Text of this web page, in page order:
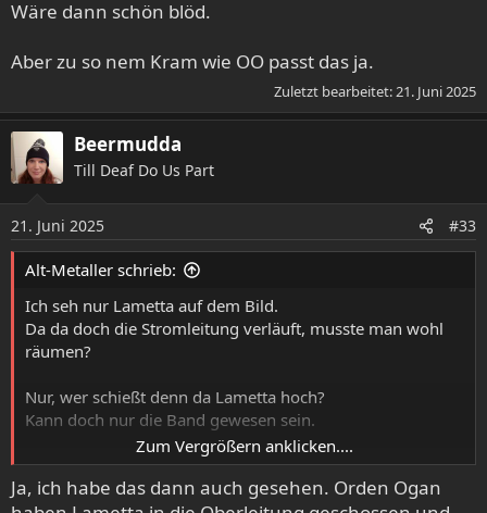
Wäre dann schön blöd.
Aber zu so nem Kram wie OO passt das ja.
Zuletzt bearbeitet: 21. Juni 2025
Beermudda
Till Deaf Do Us Part
21. Juni 2025 #33
Alt-Metaller schrieb:
Ich seh nur Lametta auf dem Bild.
Da da doch die Stromleitung verläuft, musste man wohl
räumen?
Nur, wer schießt denn da Lametta hoch?
Kann doch nur die Band gewesen sein.
Wäre dann schön blöd.
Zum Vergrößern anklicken....
Ja, ich habe das dann auch gesehen. Orden Ogan